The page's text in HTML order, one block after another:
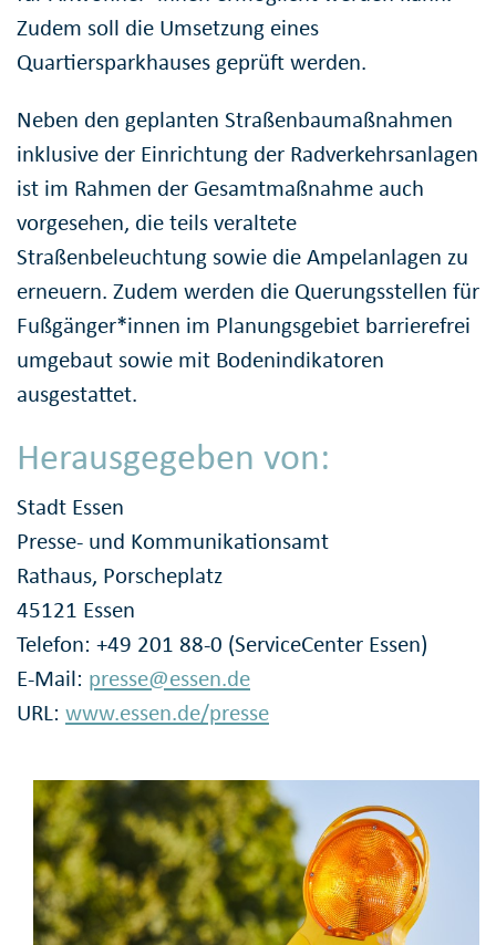
Zudem soll die Umsetzung eines
Quartiersparkhauses geprüft werden.
Neben den geplanten Straßenbaumaßnahmen
inklusive der Einrichtung der Radverkehrsanlagen
ist im Rahmen der Gesamtmaßnahme auch
vorgesehen, die teils veraltete
Straßenbeleuchtung sowie die Ampelanlagen zu
erneuern. Zudem werden die Querungsstellen für
Fußgänger*innen im Planungsgebiet barrierefrei
umgebaut sowie mit Bodenindikatoren
ausgestattet.
Herausgegeben von:
Stadt Essen
Presse- und Kommunikationsamt
Rathaus, Porscheplatz
45121 Essen
Telefon: +49 201 88-0 (ServiceCenter Essen)
E-Mail: presse@essen.de
URL: www.essen.de/presse